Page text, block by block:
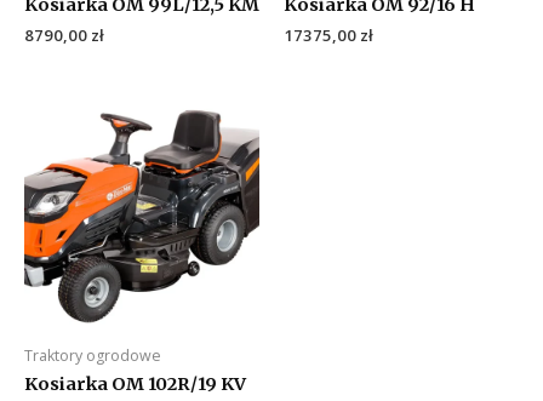
Kosiarka OM 99L/12,5 KM
8790,00 zł
Kosiarka OM 92/16 H
17375,00 zł
Traktory ogrodowe
Kosiarka OM 102R/19 KV